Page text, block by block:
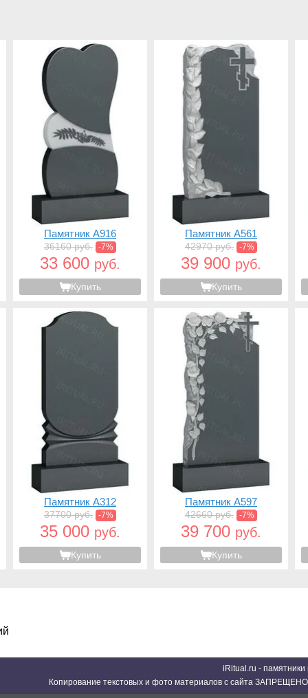
Памятник A916
36160 руб. -7%
33 600 руб.
Купить
Памятник A561
42970 руб. -7%
39 900 руб.
Купить
Памятник A312
37700 руб. -7%
35 000 руб.
Купить
Памятник A597
42660 руб. -7%
39 700 руб.
Купить
iRitual.ru -
Копирование текстовых и фото материалов с сайта